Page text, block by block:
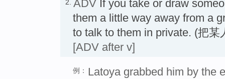
2. ADV If you take or draw
them a little way away from a
to talk to them in private. (把
[ADV after v]
例： Latoya grabbed him by the